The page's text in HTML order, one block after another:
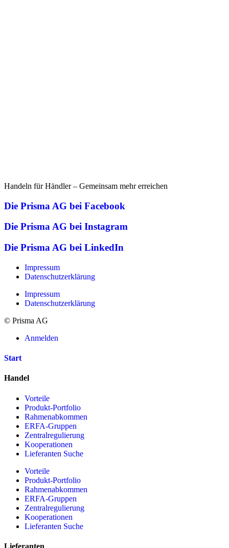
Handeln für Händler – Gemeinsam mehr erreichen
Die Prisma AG bei Facebook
Die Prisma AG bei Instagram
Die Prisma AG bei LinkedIn
Impressum
Datenschutzerklärung
Impressum
Datenschutzerklärung
© Prisma AG
Anmelden
Start
Handel
Vorteile
Produkt-Portfolio
Rahmenabkommen
ERFA-Gruppen
Zentralregulierung
Kooperationen
Lieferanten Suche
Vorteile
Produkt-Portfolio
Rahmenabkommen
ERFA-Gruppen
Zentralregulierung
Kooperationen
Lieferanten Suche
Lieferanten